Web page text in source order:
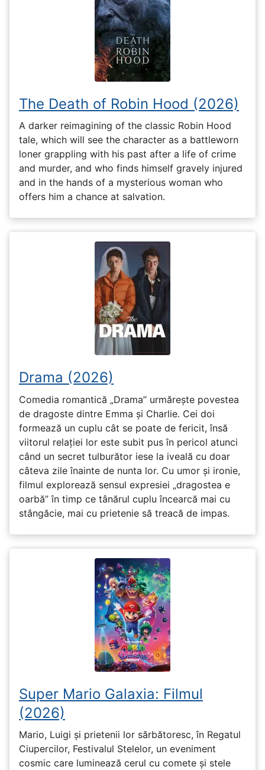
The Death of Robin Hood (2026)
A darker reimagining of the classic Robin Hood
tale, which will see the character as a battleworn
loner grappling with his past after a life of crime
and murder, and who finds himself gravely injured
and in the hands of a mysterious woman who
offers him a chance at salvation.
Drama (2026)
Comedia romantică „Drama” urmărește povestea
de dragoste dintre Emma și Charlie. Cei doi
formează un cuplu cât se poate de fericit, însă
viitorul relației lor este subit pus în pericol atunci
când un secret tulburător iese la iveală cu doar
câteva zile înainte de nunta lor. Cu umor și ironie,
filmul explorează sensul expresiei „dragostea e
oarbă” în timp ce tânărul cuplu încearcă mai cu
stângăcie, mai cu prietenie să treacă de impas.
Super Mario Galaxia: Filmul
(2026)
Mario, Luigi și prietenii lor sărbătoresc, în Regatul
Ciupercilor, Festivalul Stelelor, un eveniment
cosmic care luminează cerul cu comete și stele